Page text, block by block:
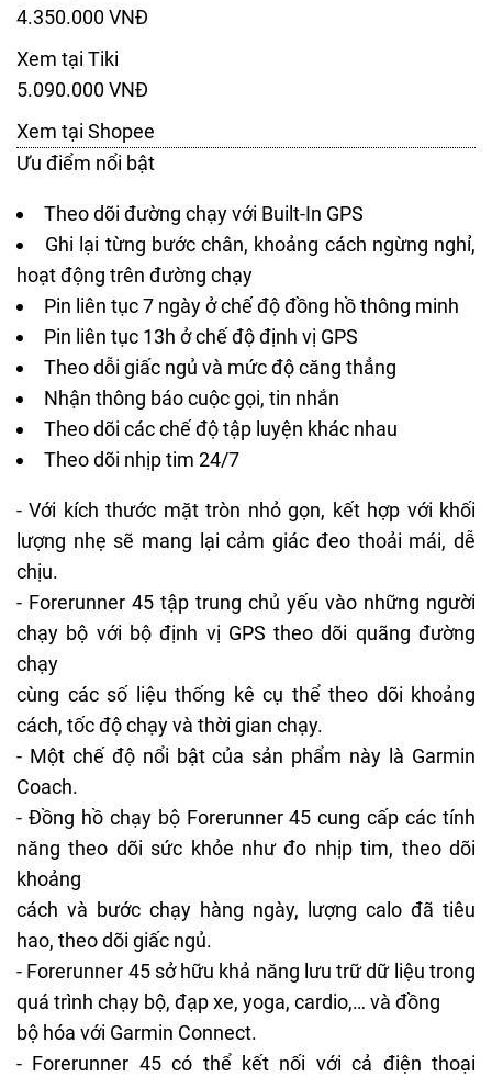
4.350.000 VNĐ
Xem tại Tiki
5.090.000 VNĐ
Xem tại Shopee
Ưu điểm nổi bật
Theo dõi đường chạy với Built-In GPS
Ghi lại từng bước chân, khoảng cách ngừng nghỉ,
hoạt động trên đường chạy
Pin liên tục 7 ngày ở chế độ đồng hồ thông minh
Pin liên tục 13h ở chế độ định vị GPS
Theo dỗi giấc ngủ và mức độ căng thẳng
Nhận thông báo cuộc gọi, tin nhắn
Theo dõi các chế độ tập luyện khác nhau
Theo dõi nhịp tim 24/7
- Với kích thước mặt tròn nhỏ gọn, kết hợp với khối
lượng nhẹ sẽ mang lại cảm giác đeo thoải mái, dễ
chịu.
- Forerunner 45 tập trung chủ yếu vào những người
chạy bộ với bộ định vị GPS theo dõi quãng đường
chạy
cùng các số liệu thống kê cụ thể theo dõi khoảng
cách, tốc độ chạy và thời gian chạy.
- Một chế độ nổi bật của sản phẩm này là Garmin
Coach.
- Đồng hồ chạy bộ Forerunner 45 cung cấp các tính
năng theo dõi sức khỏe như đo nhịp tim, theo dõi
khoảng
cách và bước chạy hàng ngày, lượng calo đã tiêu
hao, theo dõi giấc ngủ.
- Forerunner 45 sở hữu khả năng lưu trữ dữ liệu trong
quá trình chạy bộ, đạp xe, yoga, cardio,… và đồng
bộ hóa với Garmin Connect.
- Forerunner 45 có thể kết nối với cả điện thoại